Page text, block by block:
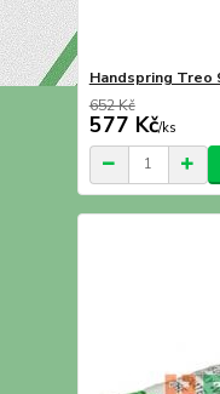
Handspring Treo
652 Kč
577 Kč/ks